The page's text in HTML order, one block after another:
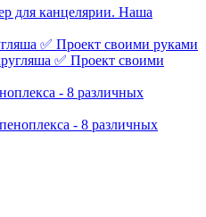
✅ Проект своими руками
- 8 различных